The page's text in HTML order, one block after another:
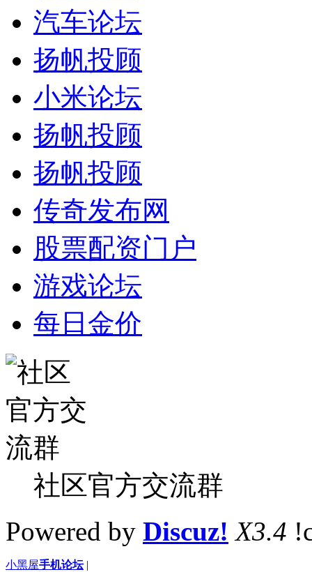
汽车论坛
扬帆投顾
小米论坛
扬帆投顾
扬帆投顾
传奇发布网
股票配资门户
游戏论坛
每日金价
社区官方交流群
Powered by Discuz! X3.4
小黑屋手机论坛 |